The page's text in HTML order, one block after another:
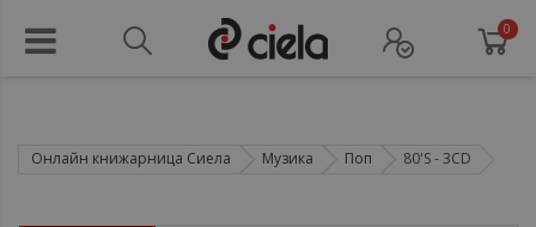
0
Онлайн книжарница Сиела Музика Поп 80'S - 3CD